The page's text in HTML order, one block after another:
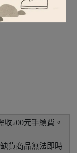
200元手續費。
貨商品無法即時